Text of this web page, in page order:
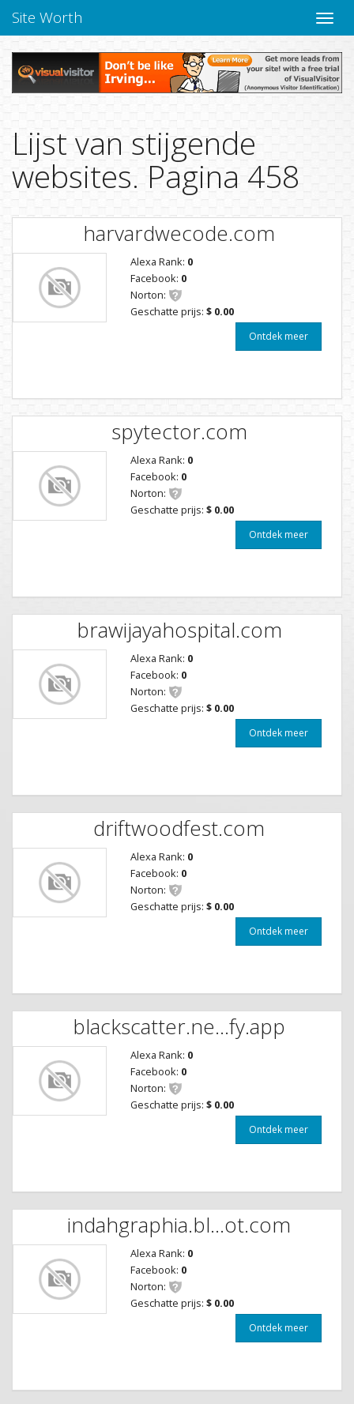
Site Worth
Lijst van stijgende
websites. Pagina 458
harvardwecode.com
Alexa Rank: 0
Facebook: 0
Norton:
Geschatte prijs: $ 0.00
Ontdek meer
spytector.com
Alexa Rank: 0
Facebook: 0
Norton:
Geschatte prijs: $ 0.00
Ontdek meer
brawijayahospital.com
Alexa Rank: 0
Facebook: 0
Norton:
Geschatte prijs: $ 0.00
Ontdek meer
driftwoodfest.com
Alexa Rank: 0
Facebook: 0
Norton:
Geschatte prijs: $ 0.00
Ontdek meer
blackscatter.ne...fy.app
Alexa Rank: 0
Facebook: 0
Norton:
Geschatte prijs: $ 0.00
Ontdek meer
indahgraphia.bl...ot.com
Alexa Rank: 0
Facebook: 0
Norton:
Geschatte prijs: $ 0.00
Ontdek meer